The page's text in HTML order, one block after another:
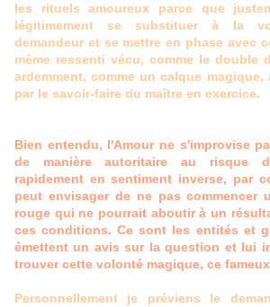
les rituels amoureux parce que
légitimement se substituer à la
demandeur et se mettre en phase avec
même ressenti vécu, comme le double
ardemment, comme un calque
par le savoir-faire du maître en exercice.
Bien entendu, l'Amour ne s'improvise
de manière autoritaire au risque
rapidement en sentiment inverse, par
peut envisager de ne pas commencer
rouge qui ne pourrait aboutir à un
ces conditions. Ce sont les entités et
émettent un avis sur la question et lui
trouver cette volonté magique, ce
Personnellement je préviens le